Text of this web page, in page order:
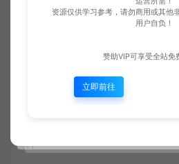
各样的玩法！秘境＜不夸张的
————————————–【泰亚
————————————–
钟
资源仅供学习参考，请勿商用或其他
用户自负！
赞助VIP可享受全站免
立即前往